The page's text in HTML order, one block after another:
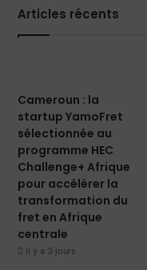
Articles récents
Cameroun : la
startup YamoFret
sélectionnée au
programme HEC
Challenge+ Afrique
pour accélérer la
transformation du
fret en Afrique
centrale
il y a 3 jours